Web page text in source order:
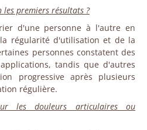
les premiers résultats ?
d'une personne à l'autre en
régularité d'utilisation et de la
personnes constatent des
tandis que d'autres
progressive après plusieurs
régulière.
les douleurs articulaires ou